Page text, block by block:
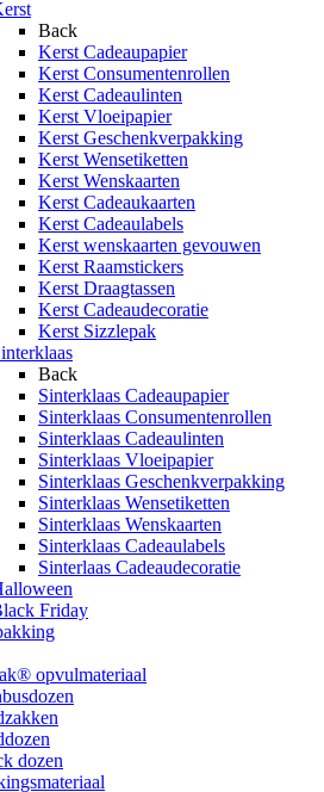
Back
Kerst Cadeaupapier
Kerst Consumentenrollen
Kerst Cadeaulinten
Kerst Vloeipapier
Kerst Geschenkverpakking
Kerst Wensetiketten
Kerst Wenskaarten
Kerst Cadeaukaarten
Kerst Cadeaulabels
Kerst wenskaarten gevouwen
Kerst Raamstickers
Kerst Draagtassen
Kerst Cadeaudecoratie
Kerst Sizzlepak
Back
Sinterklaas Cadeaupapier
Sinterklaas Consumentenrollen
Sinterklaas Cadeaulinten
Sinterklaas Vloeipapier
Sinterklaas Geschenkverpakking
Sinterklaas Wensetiketten
Sinterklaas Wenskaarten
Sinterklaas Cadeaulabels
Sinterlaas Cadeaudecoratie
Friday
opvulmateriaal
dozen